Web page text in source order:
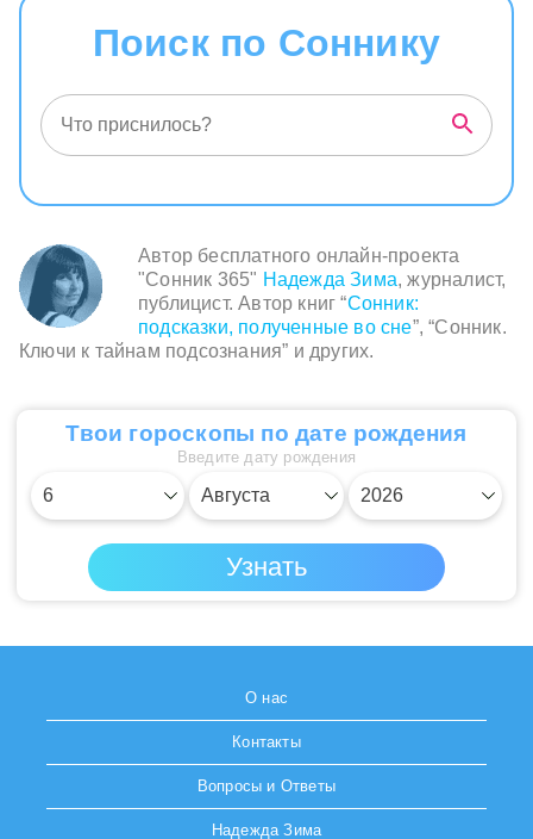
Поиск по Соннику
Автор бесплатного онлайн-проекта
"Сонник 365" Надежда Зима, журналист,
публицист. Автор книг “Сонник:
подсказки, полученные во сне”, “Сонник.
Ключи к тайнам подсознания” и других.
Твои гороскопы по дате рождения
Введите дату рождения
О нас
Контакты
Вопросы и Ответы
Надежда Зима